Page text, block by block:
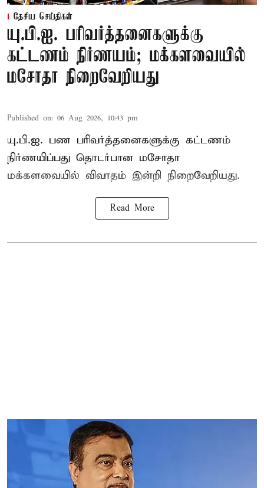
தேசிய செய்திகள்
யு.பி.ஐ. பரிவர்த்தனைகளுக்கு
கட்டணம் நிர்ணயம்; மக்களவையில்
மசோதா நிறைவேறியது
Published on: 06 Aug 2026, 10:43 pm
யு.பி.ஐ. பண பரிவர்த்தனைகளுக்கு கட்டணம்
நிர்ணயிப்பது தொடர்பான மசோதா
மக்களவையில் விவாதம் இன்றி நிறைவேறியது.
Read More